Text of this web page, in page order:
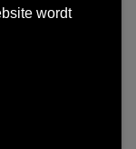
wordt